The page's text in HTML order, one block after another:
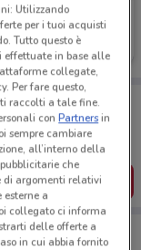
te!
vicino a te,
comodamente
Utilizzando
per i tuoi acquisti
Tutto questo è
effettuate in base alle
collegate,
Per fare questo,
raccolti a tale fine.
conPartnersin
sempre cambiare
all’interno della
che
di argomenti relativi
a
collegato ci informa
delle offerte a
in cui abbia fornito